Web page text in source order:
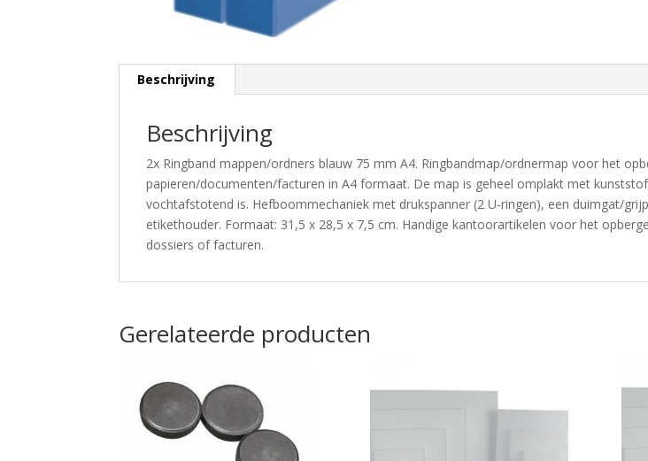
Beschrijving
Beschrijving
2x Ringband mappen/ordners blauw 75 mm A4. Ringbandmap/ordnermap voor het
papieren/documenten/facturen in A4 formaat. De map is geheel omplakt met
vochtafstotend is. Hefboommechaniek met drukspanner (2 U-ringen), een duimgat/
etikethouder. Formaat: 31,5 x 28,5 x 7,5 cm. Handige kantoorartikelen voor het
dossiers of facturen.
Gerelateerde producten